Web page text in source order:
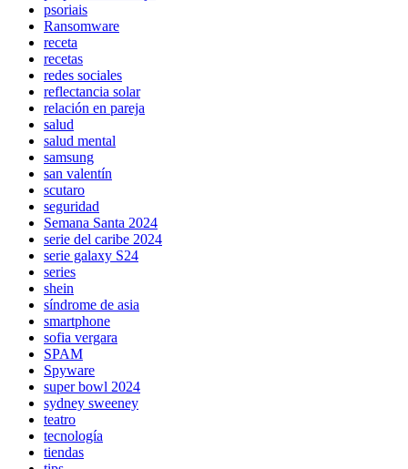
psoriais
Ransomware
receta
recetas
redes sociales
reflectancia solar
relación en pareja
salud
salud mental
samsung
san valentín
scutaro
seguridad
Semana Santa 2024
serie del caribe 2024
serie galaxy S24
series
shein
síndrome de asia
smartphone
sofia vergara
SPAM
Spyware
super bowl 2024
sydney sweeney
teatro
tecnología
tiendas